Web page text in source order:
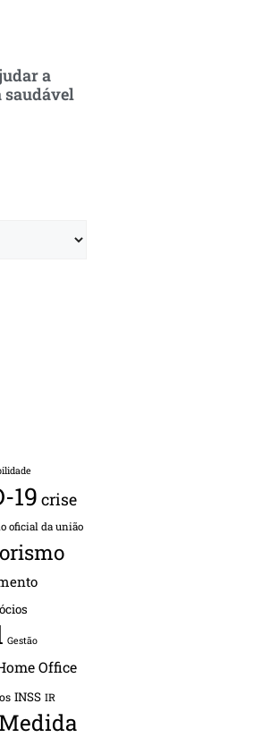
a
saudável
19 crise
oficial da união
Gestão
Office
INSS IR
Medida